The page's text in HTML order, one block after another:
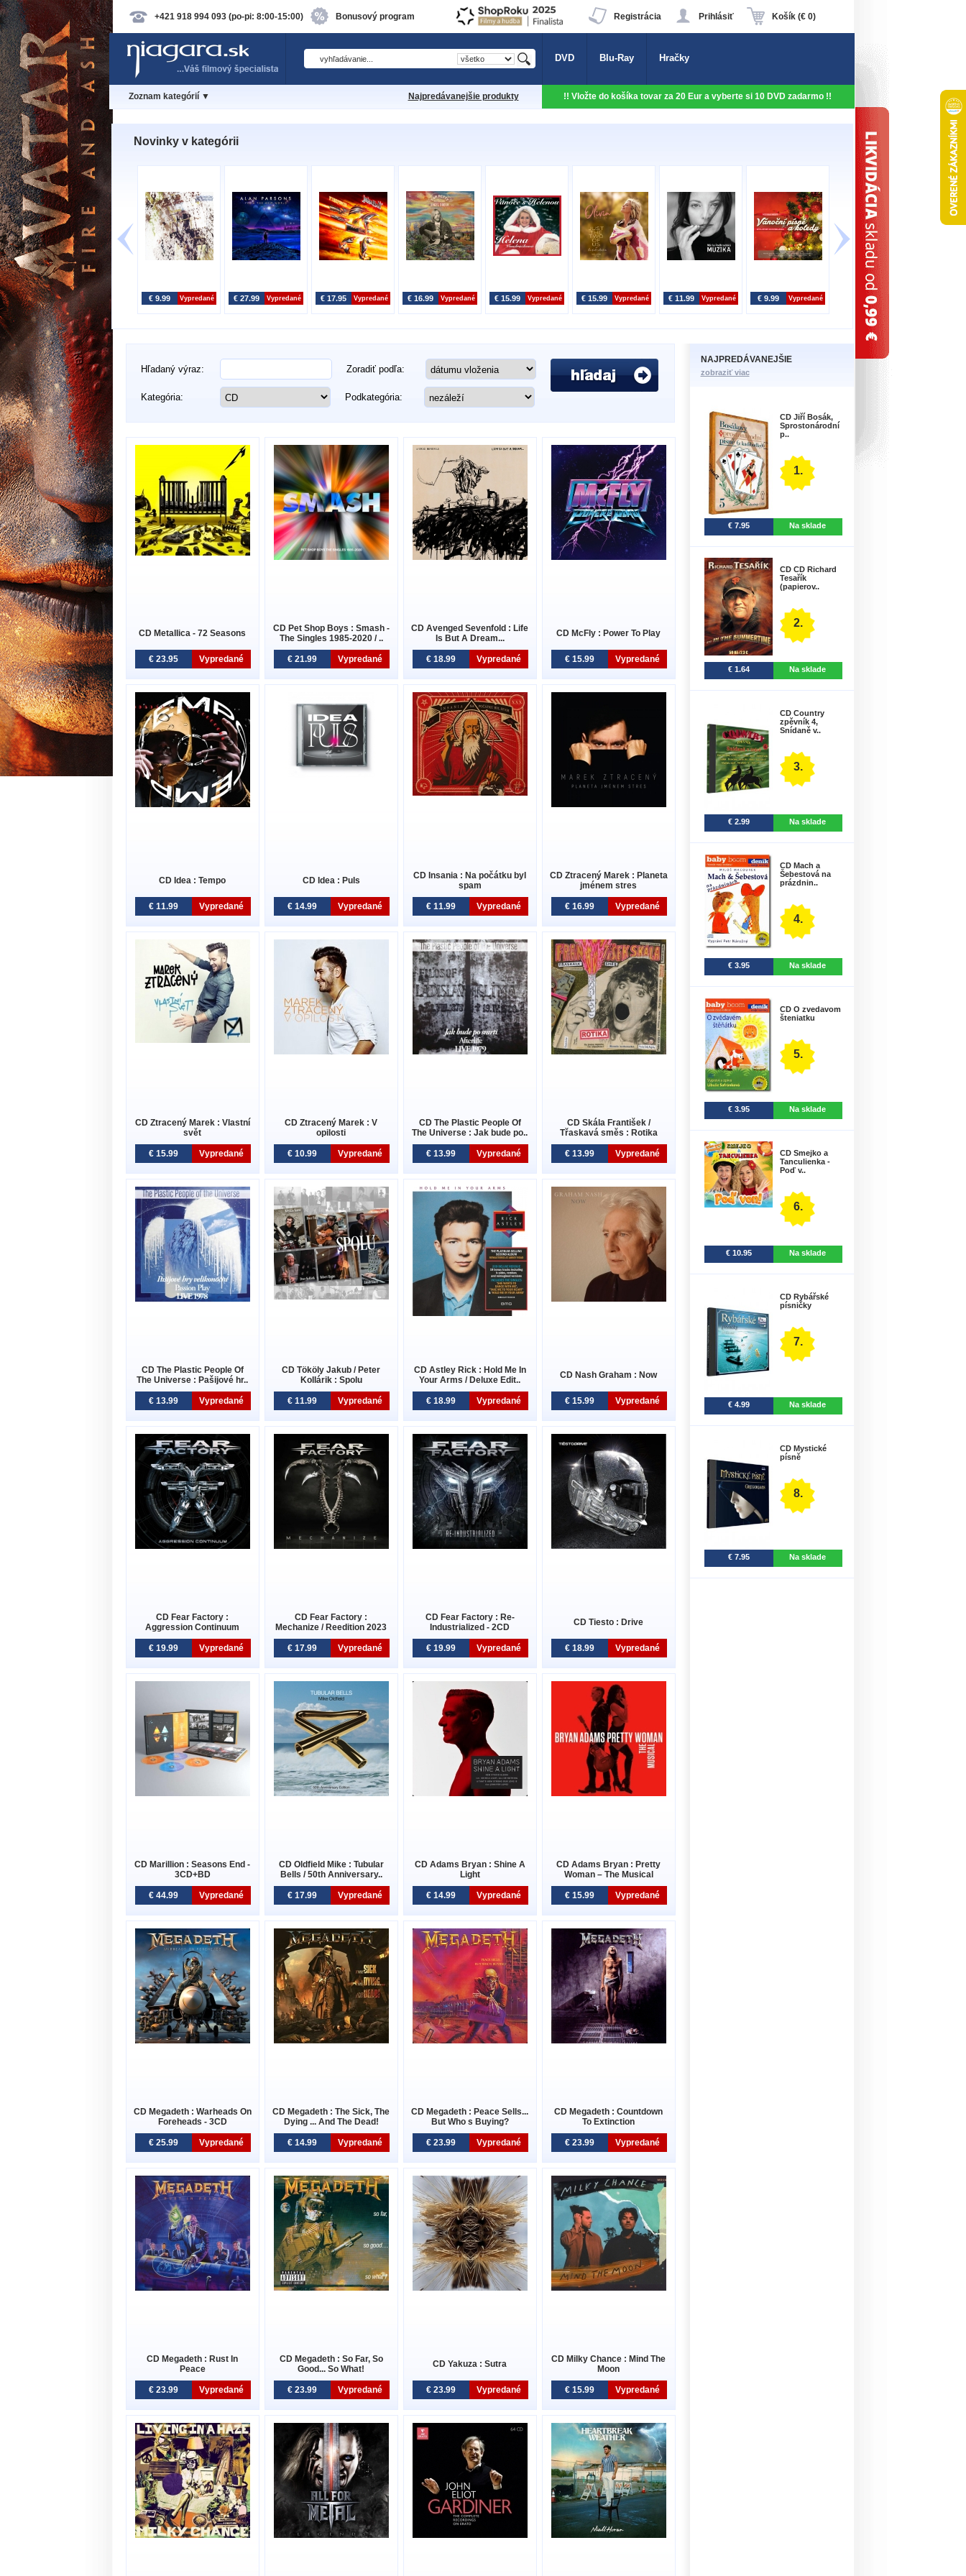
+421 918 994 093 (po-pi: 8:00-15:00) Bonusový program Košík (€ 0)
Prihlásiť
Registrácia
DVD Blu-Ray Hračky
Zoznam kategórií ▼ Najpredávanejšie produkty !! Vložte do košíka tovar za 20 Eur a vyberte si 10 DVD zadarmo !!
Novinky v kategórii
€ 9.99 Vypredané € 27.99 Vypredané € 17.95 Vypredané € 16.99 Vypredané € 15.99 Vypredané € 15.99 Vypredané € 11.99 Vypredané € 9.99 Vypredané € 12.99 Vypredané
Hľadaný výraz: Zoradiť podľa:
Kategória: Podkategória:
CD Metallica - 72 Seasons
€ 23.95 Vypredané
CD Pet Shop Boys : Smash -
The Singles 1985-2020 / ..
€ 21.99 Vypredané
CD Avenged Sevenfold : Life
Is But A Dream...
€ 18.99 Vypredané
CD McFly : Power To Play
€ 15.99 Vypredané
CD Idea : Tempo
€ 11.99 Vypredané
CD Idea : Puls
€ 14.99 Vypredané
CD Insania : Na počátku byl
spam
€ 11.99 Vypredané
CD Ztracený Marek : Planeta
jménem stres
€ 16.99 Vypredané
CD Ztracený Marek : Vlastní
svět
€ 15.99 Vypredané
CD Ztracený Marek : V
opilosti
€ 10.99 Vypredané
CD The Plastic People Of
The Universe : Jak bude po..
€ 13.99 Vypredané
CD Skála František /
Třaskavá směs : Rotika
€ 13.99 Vypredané
CD The Plastic People Of
The Universe : Pašijové hr..
€ 13.99 Vypredané
CD Tököly Jakub / Peter
Kollárik : Spolu
€ 11.99 Vypredané
CD Astley Rick : Hold Me In
Your Arms / Deluxe Edit..
€ 18.99 Vypredané
CD Nash Graham : Now
€ 15.99 Vypredané
CD Fear Factory :
Aggression Continuum
€ 19.99 Vypredané
CD Fear Factory :
Mechanize / Reedition 2023
€ 17.99 Vypredané
CD Fear Factory : Re-
Industrialized - 2CD
€ 19.99 Vypredané
CD Tiesto : Drive
€ 18.99 Vypredané
CD Marillion : Seasons End -
3CD+BD
€ 44.99 Vypredané
CD Oldfield Mike : Tubular
Bells / 50th Anniversary..
€ 17.99 Vypredané
CD Adams Bryan : Shine A
Light
€ 14.99 Vypredané
CD Adams Bryan : Pretty
Woman – The Musical
€ 15.99 Vypredané
CD Megadeth : Warheads On
Foreheads - 3CD
€ 25.99 Vypredané
CD Megadeth : The Sick, The
Dying ... And The Dead!
€ 14.99 Vypredané
CD Megadeth : Peace Sells...
But Who s Buying?
€ 23.99 Vypredané
CD Megadeth : Countdown
To Extinction
€ 23.99 Vypredané
CD Megadeth : Rust In
Peace
€ 23.99 Vypredané
CD Megadeth : So Far, So
Good... So What!
€ 23.99 Vypredané
CD Yakuza : Sutra
€ 23.99 Vypredané
CD Milky Chance : Mind The
Moon
€ 15.99 Vypredané
NAJPREDÁVANEJŠIE
zobraziť viac
CD Jiří Bosák,
Sprostonárodní
p..
1.
€ 7.95 Na sklade
CD CD Richard
Tesařík
(papierov..
2.
€ 1.64 Na sklade
CD Country
zpěvník 4,
Snídaně v..
3.
€ 2.99 Na sklade
CD Mach a
Šebestová na
prázdnin..
4.
€ 3.95 Na sklade
CD O zvedavom
šteniatku
5.
€ 3.95 Na sklade
CD Smejko a
Tanculienka -
Poď v..
6.
€ 10.95 Na sklade
CD Rybářské
písničky
7.
€ 4.99 Na sklade
CD Mystické
písně
8.
€ 7.95 Na sklade